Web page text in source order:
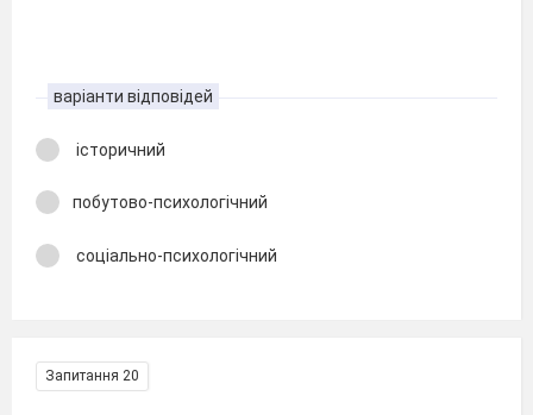
варіанти відповідей
історичний
побутово-психологічний
соціально-психологічний
Запитання 20